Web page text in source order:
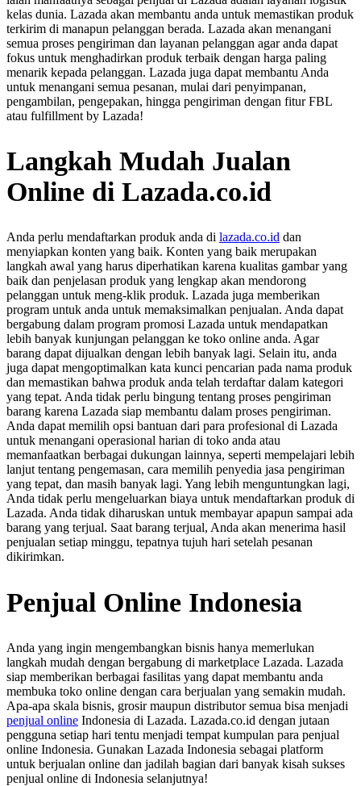
kelas dunia. Lazada akan membantu anda untuk memastikan produk
terkirim di manapun pelanggan berada. Lazada akan menangani
semua proses pengiriman dan layanan pelanggan agar anda dapat
fokus untuk menghadirkan produk terbaik dengan harga paling
menarik kepada pelanggan. Lazada juga dapat membantu Anda
untuk menangani semua pesanan, mulai dari penyimpanan,
pengambilan, pengepakan, hingga pengiriman dengan fitur FBL
atau fulfillment by Lazada!
Langkah Mudah Jualan
Online di Lazada.co.id
Anda perlu mendaftarkan produk anda di lazada.co.id dan
menyiapkan konten yang baik. Konten yang baik merupakan
langkah awal yang harus diperhatikan karena kualitas gambar yang
baik dan penjelasan produk yang lengkap akan mendorong
pelanggan untuk meng-klik produk. Lazada juga memberikan
program untuk anda untuk memaksimalkan penjualan. Anda dapat
bergabung dalam program promosi Lazada untuk mendapatkan
lebih banyak kunjungan pelanggan ke toko online anda. Agar
barang dapat dijualkan dengan lebih banyak lagi. Selain itu, anda
juga dapat mengoptimalkan kata kunci pencarian pada nama produk
dan memastikan bahwa produk anda telah terdaftar dalam kategori
yang tepat. Anda tidak perlu bingung tentang proses pengiriman
barang karena Lazada siap membantu dalam proses pengiriman.
Anda dapat memilih opsi bantuan dari para profesional di Lazada
untuk menangani operasional harian di toko anda atau
memanfaatkan berbagai dukungan lainnya, seperti mempelajari lebih
lanjut tentang pengemasan, cara memilih penyedia jasa pengiriman
yang tepat, dan masih banyak lagi. Yang lebih menguntungkan lagi,
Anda tidak perlu mengeluarkan biaya untuk mendaftarkan produk di
Lazada. Anda tidak diharuskan untuk membayar apapun sampai ada
barang yang terjual. Saat barang terjual, Anda akan menerima hasil
penjualan setiap minggu, tepatnya tujuh hari setelah pesanan
dikirimkan.
Penjual Online Indonesia
Anda yang ingin mengembangkan bisnis hanya memerlukan
langkah mudah dengan bergabung di marketplace Lazada. Lazada
siap memberikan berbagai fasilitas yang dapat membantu anda
membuka toko online dengan cara berjualan yang semakin mudah.
Apa-apa skala bisnis, grosir maupun distributor semua bisa menjadi
penjual online Indonesia di Lazada. Lazada.co.id dengan jutaan
pengguna setiap hari tentu menjadi tempat kumpulan para penjual
online Indonesia. Gunakan Lazada Indonesia sebagai platform
untuk berjualan online dan jadilah bagian dari banyak kisah sukses
penjual online di Indonesia selanjutnya!